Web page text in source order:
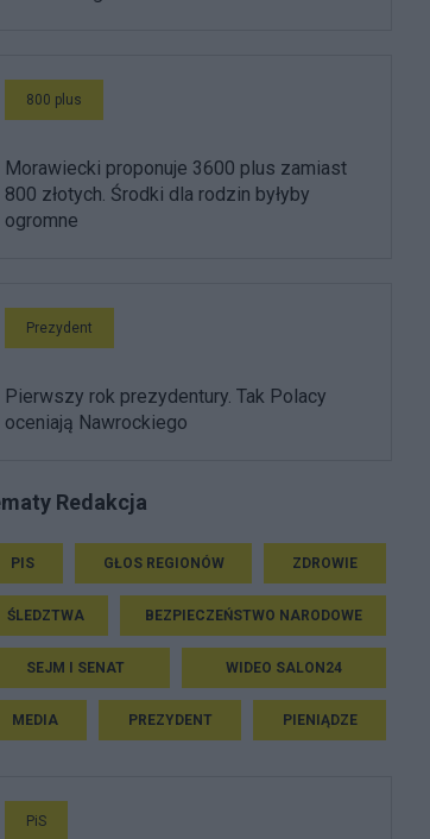
800 plus
Morawiecki proponuje 3600 plus zamiast
800 złotych. Środki dla rodzin byłyby
ogromne
Prezydent
Pierwszy rok prezydentury. Tak Polacy
oceniają Nawrockiego
Redakcja
PIS GŁOS REGIONÓW ZDROWIE
ŚLEDZTWA BEZPIECZEŃSTWO NARODOWE
SEJM I SENAT WIDEO SALON24
MEDIA PREZYDENT PIENIĄDZE
PiS